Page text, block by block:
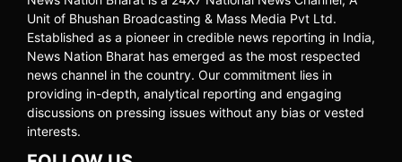
Unit of Bhushan Broadcasting & Mass Media Pvt Ltd.
Established as a pioneer in credible news reporting in India,
News Nation Bharat has emerged as the most respected
news channel in the country. Our commitment lies in
providing in-depth, analytical reporting and engaging
discussions on pressing issues without any bias or vested
interests.